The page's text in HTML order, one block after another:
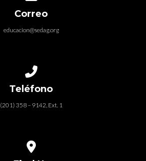
Correo
educacion@sedag.org
Teléfono
(201) 358 – 9142, Ext. 1